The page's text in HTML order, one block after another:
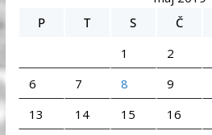
P
T S Č
1
2
6
7 8 9
13
14 15 16